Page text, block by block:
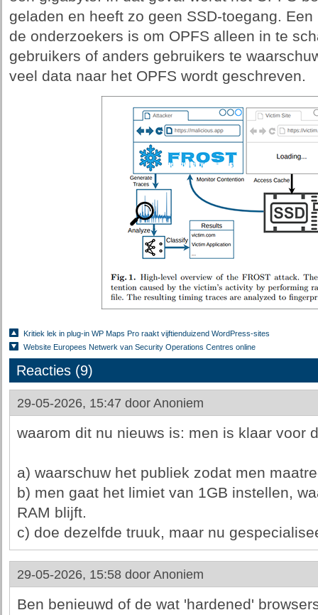
geladen en heeft zo geen SSD-toegang.
de onderzoekers is om OPFS alleen in te
gebruikers of anders gebruikers te
veel data naar het OPFS wordt geschreven.
Kritiek lek in plug-in WP Maps Pro raakt vijftienduizend WordPress-sites
Website Europees Netwerk van Security Operations Centres online
Reacties (9)
29-05-2026, 15:47 door Anoniem
waarom dit nu nieuws is: men is klaar voor
a) waarschuw het publiek zodat men
b) men gaat het limiet van 1GB instellen,
RAM blijft.
c) doe dezelfde truuk, maar nu
29-05-2026, 15:58 door Anoniem
Ben benieuwd of de wat 'hardened'